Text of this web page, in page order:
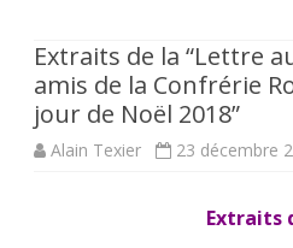
Extraits de la “Lettre
amis de la Confrérie
jour de Noël 2018”
Alain Texier 23 décembre
Extraits